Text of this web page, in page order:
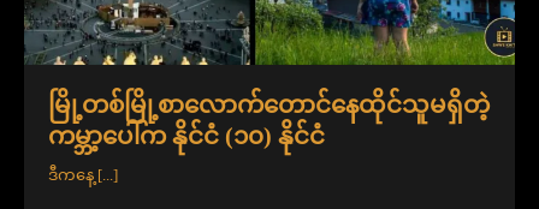
မြို့တစ်မြို့စာလောက်တောင်နေထိုင်သူမရှိတဲ့
ကမ္ဘာ့ပေါ်က နိုင်ငံ (၁၀) နိုင်ငံ
ဒီကနေ့ [...]